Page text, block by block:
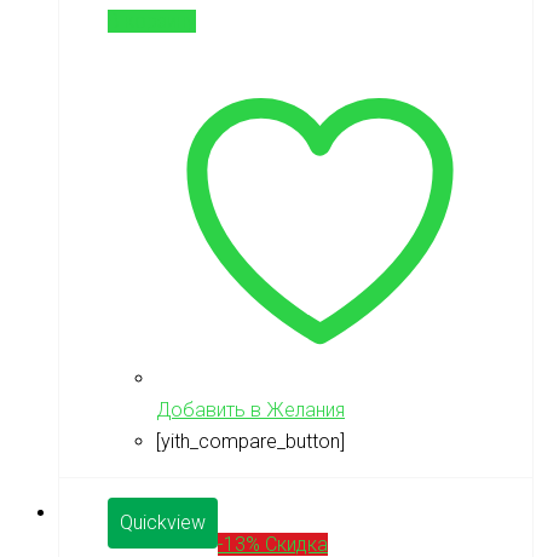
Добавить в Желания
[yith_compare_button]
Quickview
-13% Скидка